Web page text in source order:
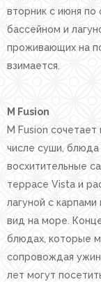
вторник с июня по
бассейном и
проживающих на
взимается.
M Fusion
M Fusion
числе суши, блюда
восхитительные
террасе Vista и
лагуной с
вид на море.
блюдах, которые
сопровождая
лет могут